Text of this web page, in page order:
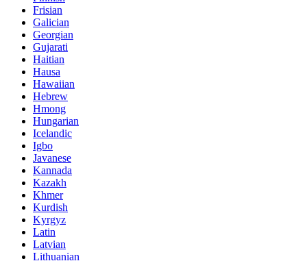
Frisian
Galician
Georgian
Gujarati
Haitian
Hausa
Hawaiian
Hebrew
Hmong
Hungarian
Icelandic
Igbo
Javanese
Kannada
Kazakh
Khmer
Kurdish
Kyrgyz
Latin
Latvian
Lithuanian